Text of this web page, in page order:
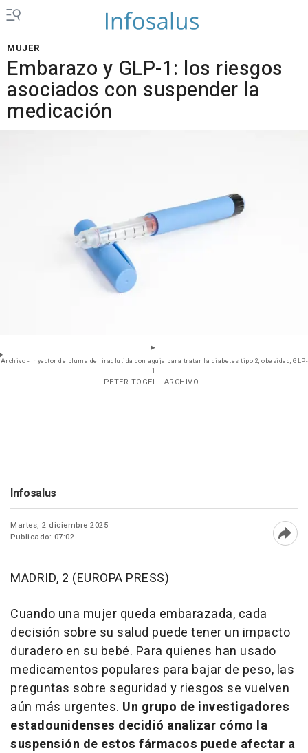
MUJER
Embarazo y GLP-1: los riesgos
asociados con suspender la
medicación
Archivo - Inyector de pluma de liraglutida con aguja para tratar la diabetes tipo 2, obesidad, GLP-
1
- PETER TOGEL - ARCHIVO
Infosalus
Martes, 2 diciembre 2025
Publicado: 07:02
MADRID, 2 (EUROPA PRESS)
Cuando una mujer queda embarazada, cada
decisión sobre su salud puede tener un impacto
duradero en su bebé. Para quienes han usado
medicamentos populares para bajar de peso, las
preguntas sobre seguridad y riesgos se vuelven
aún más urgentes. Un grupo de investigadores
estadounidenses decidió analizar cómo la
suspensión de estos fármacos puede afectar a